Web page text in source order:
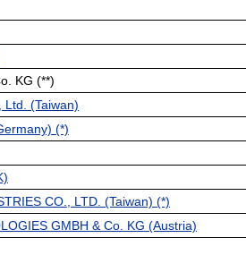
KG (**)
Ltd. (Taiwan)
(*)
CO., LTD. (Taiwan) (*)
GMBH & Co. KG (Austria)